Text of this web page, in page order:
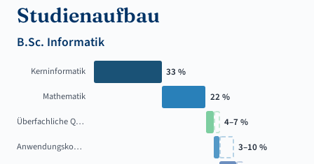
Studienaufbau
B.Sc. Informatik
Kerninformatik
33 %
Mathematik
22 %
Überfachliche Qualifikationen
4–7 %
Anwendungskontext
3–10 %